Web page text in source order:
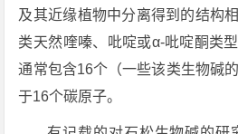
及其近缘植物中分离得到的结构
类天然喹嗪、吡啶或α-吡啶酮类
通常包含16个（一些该类生物碱
于16个碳原子。